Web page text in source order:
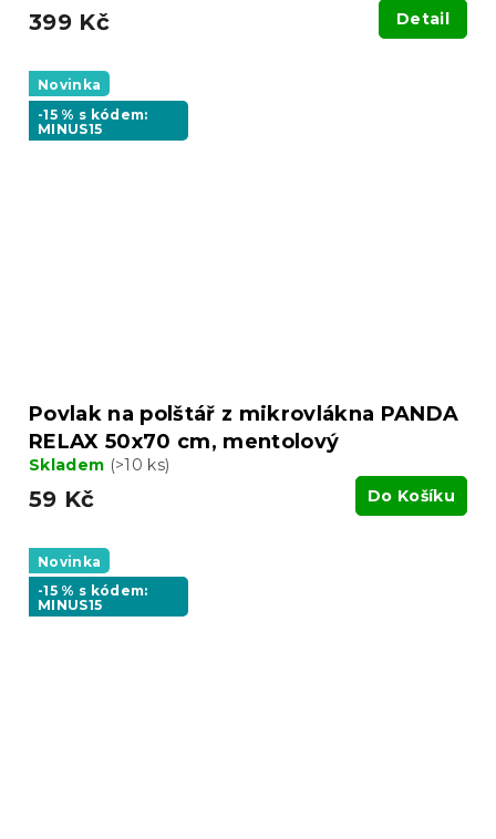
399 Kč Detail
Novinka
-15 % s kódem:
MINUS15
Povlak na polštář z mikrovlákna PANDA
RELAX 50x70 cm, mentolový
Skladem (>10 ks)
59 Kč Do Košíku
Novinka
-15 % s kódem:
MINUS15